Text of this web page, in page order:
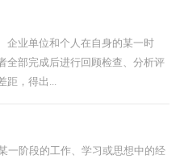
企业单位和个人在自身的某一时
全部完成后进行回顾检查、分析评
距，得出...
一阶段的工作、学习或思想中的经